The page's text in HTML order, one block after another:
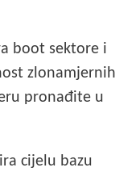
boot sektore i
zlonamjernih
pronađite u
cijelu bazu